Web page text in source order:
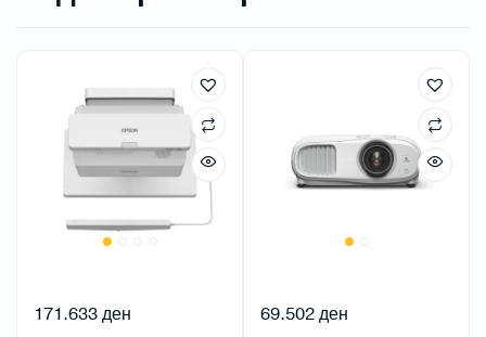
171.633ден 69.502ден